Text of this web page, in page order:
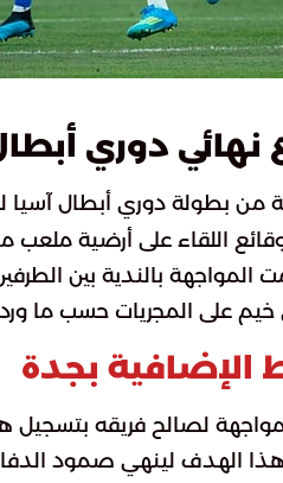
نهائي دوري
من بطولة دوري أبطال
اللقاء على أرضية ملعب
بالندية بين
خيم على المجريات حسب ما
الإضافية بجدة
لصالح فريقه
الهدف لينهي صمود